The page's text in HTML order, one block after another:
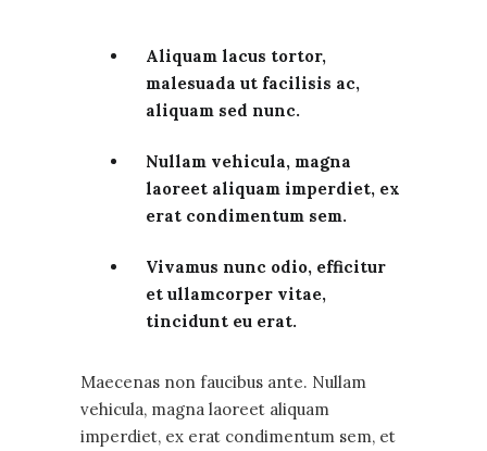
Aliquam lacus tortor,
malesuada ut facilisis ac,
aliquam sed nunc.
Nullam vehicula, magna
laoreet aliquam imperdiet, ex
erat condimentum sem.
Vivamus nunc odio, efficitur
et ullamcorper vitae,
tincidunt eu erat.
Maecenas non faucibus ante. Nullam
vehicula, magna laoreet aliquam
imperdiet, ex erat condimentum sem, et